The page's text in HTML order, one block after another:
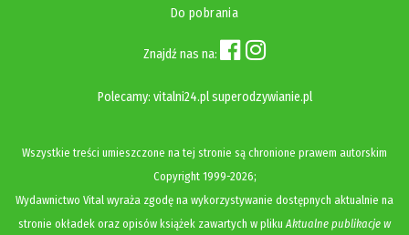
Do pobrania
Znajdź nas na:
Polecamy: vitalni24.pl superodzywianie.pl
Wszystkie treści umieszczone na tej stronie są chronione prawem autorskim
Copyright1999-2026;
Wydawnictwo Vital wyraża zgodę na wykorzystywanie dostępnych aktualnie na
stronie okładek oraz opisów książek zawartych w pliku Aktualne publikacje w